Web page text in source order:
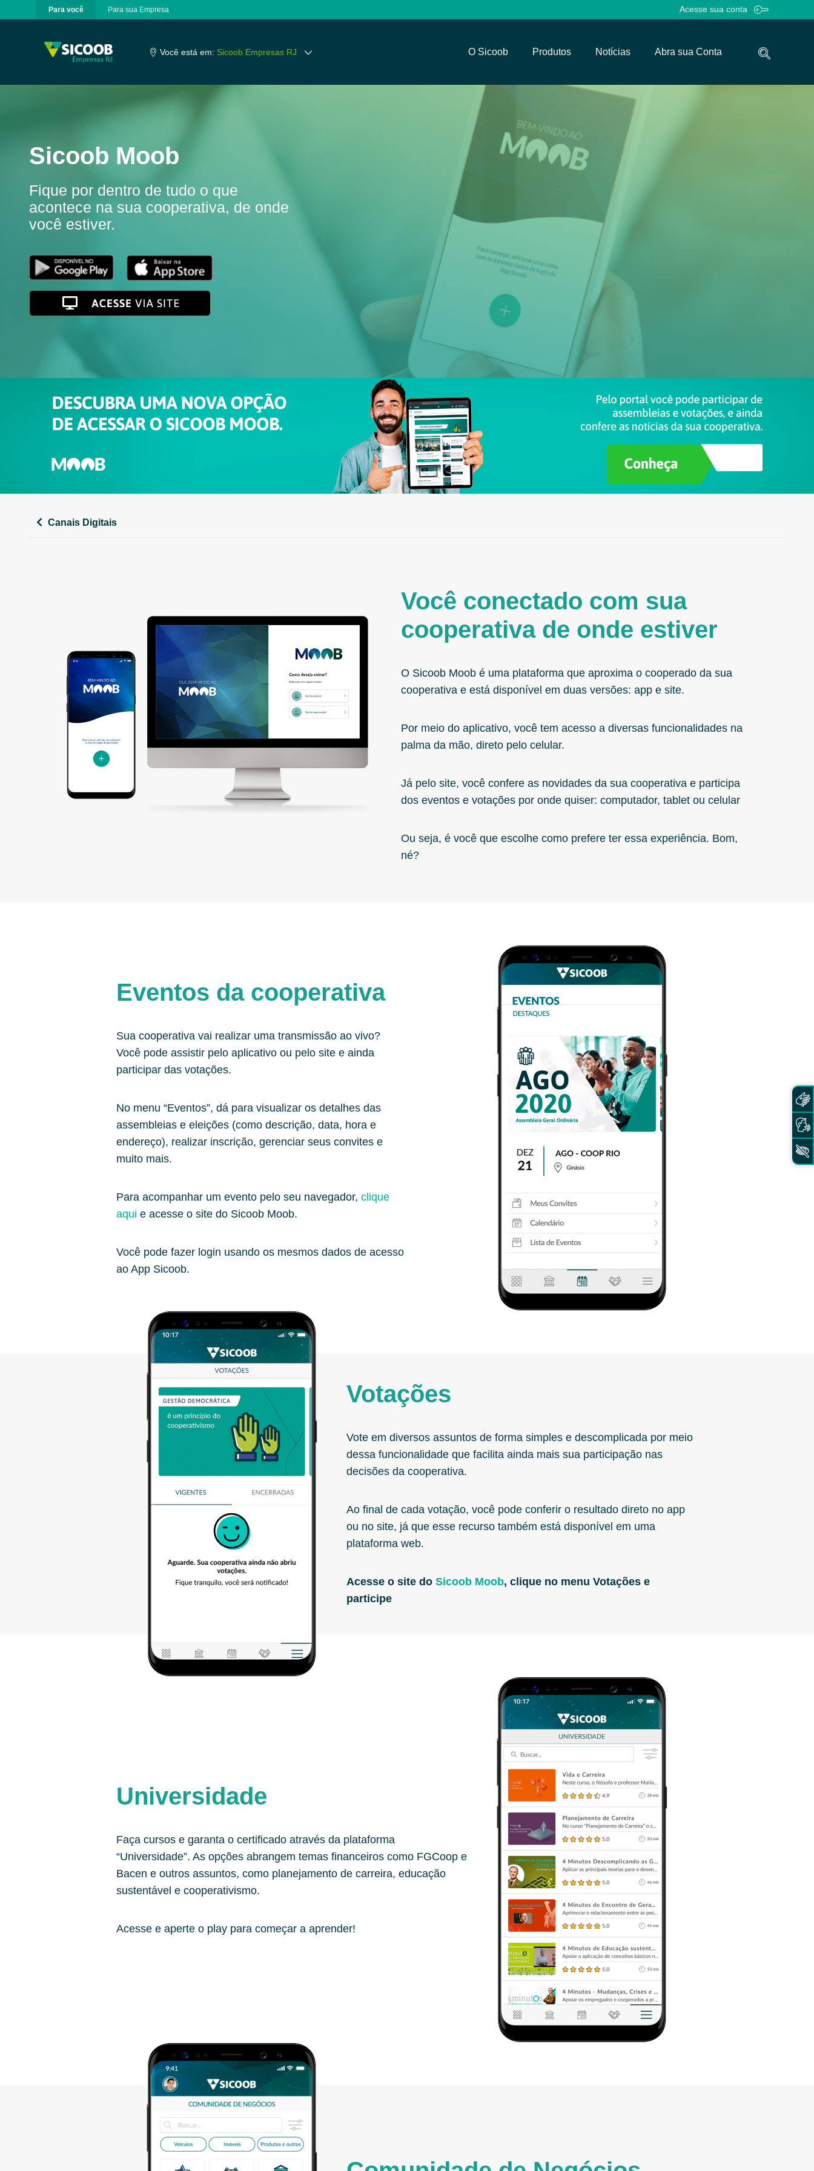
Pular para o Conteúdo principal
Para você Para sua Empresa Acesse sua conta
Você está em: Sicoob Empresas RJ O Sicoob Produtos Notícias Abra sua Conta
Sicoob Moob
Fique por dentro de tudo o que
acontece na sua cooperativa, de onde
você estiver.
Canais Digitais
Você conectado com sua
cooperativa de onde estiver
O Sicoob Moob é uma plataforma que aproxima o cooperado da sua
cooperativa e está disponível em duas versões: app e site.
Por meio do aplicativo, você tem acesso a diversas funcionalidades na
palma da mão, direto pelo celular.
Já pelo site, você confere as novidades da sua cooperativa e participa
dos eventos e votações por onde quiser: computador, tablet ou celular
Ou seja, é você que escolhe como prefere ter essa experiência. Bom,
né?
Eventos da cooperativa
Sua cooperativa vai realizar uma transmissão ao vivo?
Você pode assistir pelo aplicativo ou pelo site e ainda
participar das votações.
No menu “Eventos”, dá para visualizar os detalhes das
assembleias e eleições (como descrição, data, hora e
endereço), realizar inscrição, gerenciar seus convites e
muito mais.
Para acompanhar um evento pelo seu navegador, clique
aqui e acesse o site do Sicoob Moob.
Você pode fazer login usando os mesmos dados de acesso
ao App Sicoob.
Votações
Vote em diversos assuntos de forma simples e descomplicada por meio
dessa funcionalidade que facilita ainda mais sua participação nas
decisões da cooperativa.
Ao final de cada votação, você pode conferir o resultado direto no app
ou no site, já que esse recurso também está disponível em uma
plataforma web.
Acesse o site do Sicoob Moob, clique no menu Votações e
participe
Universidade
Faça cursos e garanta o certificado através da plataforma
“Universidade”. As opções abrangem temas financeiros como FGCoop e
Bacen e outros assuntos, como planejamento de carreira, educação
sustentável e cooperativismo.
Acesse e aperte o play para começar a aprender!